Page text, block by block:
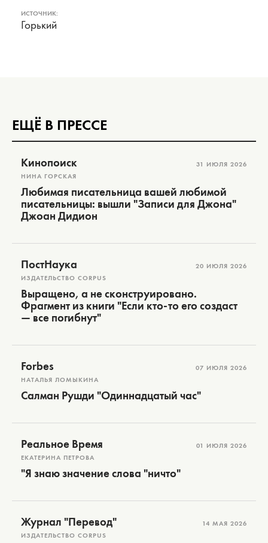
ИСТОЧНИК:
Горький
ЕЩЁ В ПРЕССЕ
Кинопоиск
НИНА ГОРСКАЯ
31 ИЮЛЯ 2026
Любимая писательница вашей любимой
писательницы: вышли "Записи для Джона"
Джоан Дидион
ПостНаука
ИЗДАТЕЛЬСТВО CORPUS
20 ИЮЛЯ 2026
Выращено, а не сконструировано.
Фрагмент из книги "Если кто-то его создаст
— все погибнут"
Forbes
НАТАЛЬЯ ЛОМЫКИНА
07 ИЮЛЯ 2026
Салман Рушди "Одиннадцатый час"
Реальное Время
ЕКАТЕРИНА ПЕТРОВА
01 ИЮЛЯ 2026
"Я знаю значение слова "ничто"
Журнал "Перевод"
ИЗДАТЕЛЬСТВО CORPUS
14 МАЯ 2026